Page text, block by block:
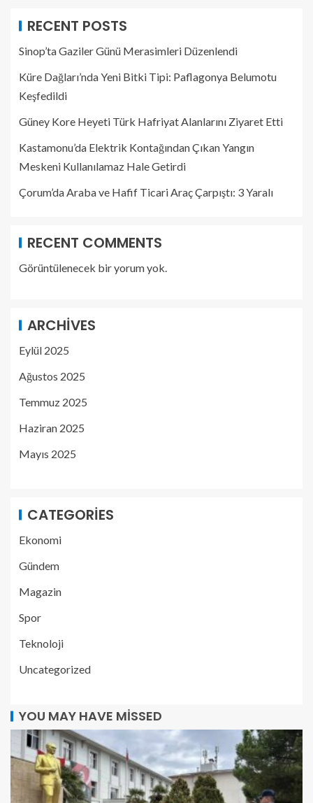
RECENT POSTS
Sinop’ta Gaziler Günü Merasimleri Düzenlendi
Küre Dağları’nda Yeni Bitki Tipi: Paflagonya Belumotu
Keşfedildi
Güney Kore Heyeti Türk Hafriyat Alanlarını Ziyaret Etti
Kastamonu’da Elektrik Kontağından Çıkan Yangın
Meskeni Kullanılamaz Hale Getirdi
Çorum’da Araba ve Hafif Ticari Araç Çarpıştı: 3 Yaralı
RECENT COMMENTS
Görüntülenecek bir yorum yok.
ARCHIVES
Eylül 2025
Ağustos 2025
Temmuz 2025
Haziran 2025
Mayıs 2025
CATEGORIES
Ekonomi
Gündem
Magazin
Spor
Teknoloji
Uncategorized
YOU MAY HAVE MISSED